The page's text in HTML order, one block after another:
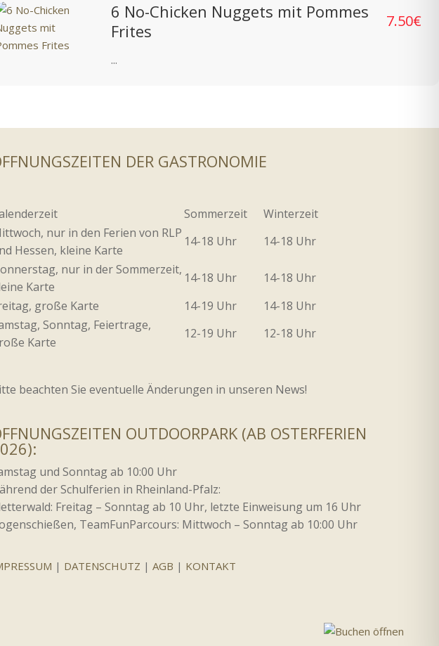
6 No-Chicken Nuggets mit Pommes
Frites
7.50€
...
DER GASTRONOMIE
Sommerzeit
Winterzeit
nur in den Ferien von RLP
Hessen, kleine Karte
14-18 Uhr
14-18 Uhr
nur in der Sommerzeit,
Karte
14-18 Uhr
14-18 Uhr
große Karte
14-19 Uhr
14-18 Uhr
Sonntag, Feiertrage,
Karte
12-19 Uhr 12-18 Uhr
beachten Sie eventuelle Änderungen in unseren News!
OUTDOORPARK (AB OSTERFERIEN
und Sonntag ab 10:00 Uhr
der Schulferien in Rheinland-Pfalz:
Freitag – Sonntag ab 10 Uhr, letzte Einweisung um 16 Uhr
TeamFunParcours: Mittwoch – Sonntag ab 10:00 Uhr
| DATENSCHUTZ | AGB | KONTAKT